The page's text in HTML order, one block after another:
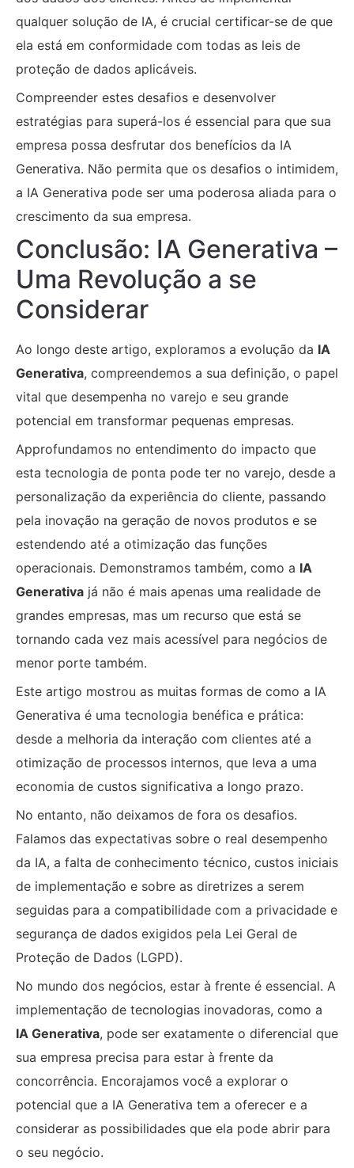
qualquer solução de IA, é crucial certificar-se de que
ela está em conformidade com todas as leis de
proteção de dados aplicáveis.
Compreender estes desafios e desenvolver
estratégias para superá-los é essencial para que sua
empresa possa desfrutar dos benefícios da IA
Generativa. Não permita que os desafios o intimidem,
a IA Generativa pode ser uma poderosa aliada para o
crescimento da sua empresa.
Conclusão: IA Generativa –
Uma Revolução a se
Considerar
Ao longo deste artigo, exploramos a evolução da IA
Generativa, compreendemos a sua definição, o papel
vital que desempenha no varejo e seu grande
potencial em transformar pequenas empresas.
Approfundamos no entendimento do impacto que
esta tecnologia de ponta pode ter no varejo, desde a
personalização da experiência do cliente, passando
pela inovação na geração de novos produtos e se
estendendo até a otimização das funções
operacionais. Demonstramos também, como a IA
Generativa já não é mais apenas uma realidade de
grandes empresas, mas um recurso que está se
tornando cada vez mais acessível para negócios de
menor porte também.
Este artigo mostrou as muitas formas de como a IA
Generativa é uma tecnologia benéfica e prática:
desde a melhoria da interação com clientes até a
otimização de processos internos, que leva a uma
economia de custos significativa a longo prazo.
No entanto, não deixamos de fora os desafios.
Falamos das expectativas sobre o real desempenho
da IA, a falta de conhecimento técnico, custos iniciais
de implementação e sobre as diretrizes a serem
seguidas para a compatibilidade com a privacidade e
segurança de dados exigidos pela Lei Geral de
Proteção de Dados (LGPD).
No mundo dos negócios, estar à frente é essencial. A
implementação de tecnologias inovadoras, como a
IA Generativa, pode ser exatamente o diferencial que
sua empresa precisa para estar à frente da
concorrência. Encorajamos você a explorar o
potencial que a IA Generativa tem a oferecer e a
considerar as possibilidades que ela pode abrir para
o seu negócio.